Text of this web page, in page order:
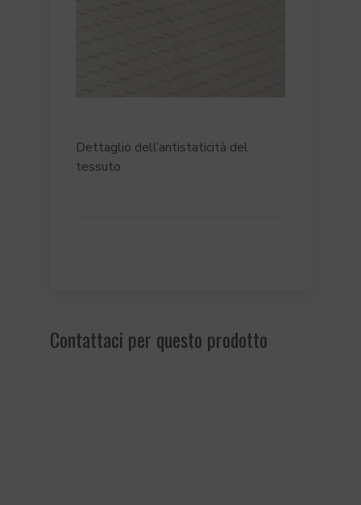
Dettaglio dell’antistaticità del
tessuto
Contattaci per questo prodotto